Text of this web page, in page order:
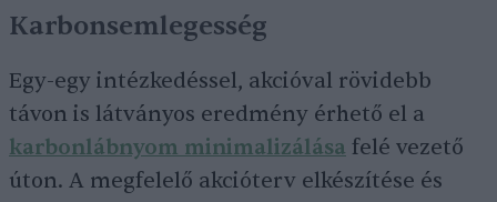
Karbonsemlegesség
Egy-egy intézkedéssel, akcióval rövidebb
távon is látványos eredmény érhető el a
karbonlábnyom minimalizálása felé vezető
úton. A megfelelő akcióterv elkészítése és